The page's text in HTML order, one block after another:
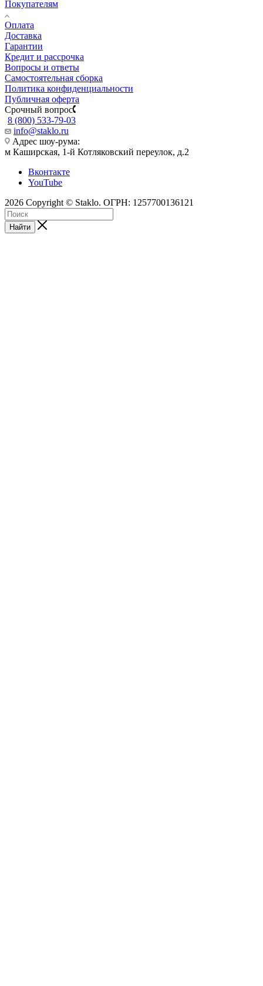
Покупателям
Оплата
Доставка
Гарантии
Кредит и рассрочка
Вопросы и ответы
Самостоятельная сборка
Политика конфиденциальности
Публичная оферта
Срочный вопрос
8 (800) 533-79-03
info@staklo.ru
Адрес шоу-рума:
м Каширская, 1-й Котляковский переулок, д.2
Вконтакте
YouTube
2026 Copyright © Staklo. ОГРН: 1257700136121
Найти